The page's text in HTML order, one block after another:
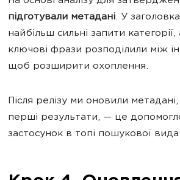
підготували метадані. У
найбільш сильні запити
ключові фрази розподілили між
щоб розширити охоплення.
Після релізу ми оновили
перші результати, — це
застосунок в топі пошукової